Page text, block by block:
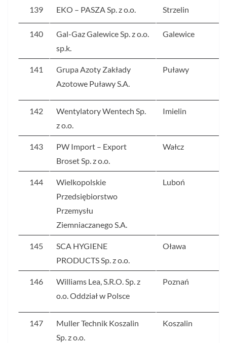
139 EKO – PASZA Sp. z o.o. Strzelin
140
Gal-Gaz Galewice Sp. z o.o.
sp.k.
Galewice
141
Grupa Azoty Zakłady
Azotowe Puławy S.A.
Puławy
142
Wentylatory Wentech Sp.
z o.o.
Imielin
143
PW Import – Export
Broset Sp. z o.o.
Wałcz
144
Wielkopolskie
Przedsiębiorstwo
Przemysłu
Ziemniaczanego S.A.
Luboń
145
SCA HYGIENE
PRODUCTS Sp. z o.o.
Oława
146
Williams Lea, S.R.O. Sp. z
o.o. Oddział w Polsce
Poznań
147
Muller Technik Koszalin
Sp. z o.o.
Koszalin